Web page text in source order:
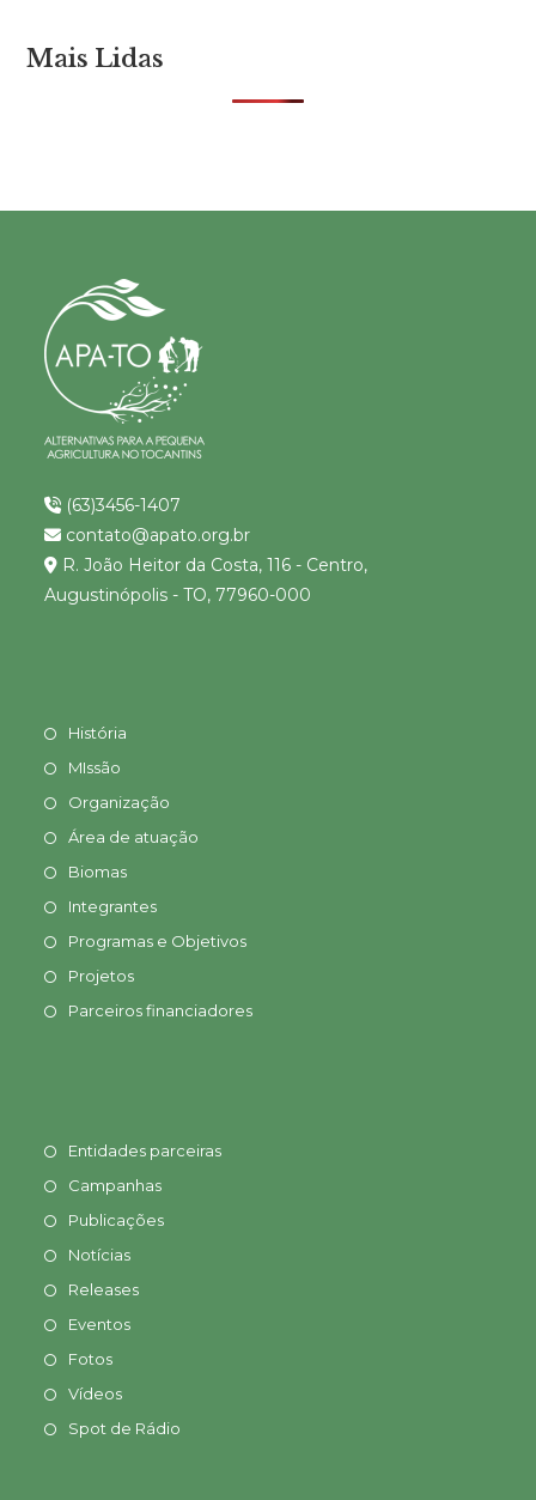
Mais Lidas
(63)3456-1407
contato@apato.org.br
R. João Heitor da Costa, 116 - Centro,
Augustinópolis - TO, 77960-000
História
MIssão
Organização
Área de atuação
Biomas
Integrantes
Programas e Objetivos
Projetos
Parceiros financiadores
Entidades parceiras
Campanhas
Publicações
Notícias
Releases
Eventos
Fotos
Vídeos
Spot de Rádio